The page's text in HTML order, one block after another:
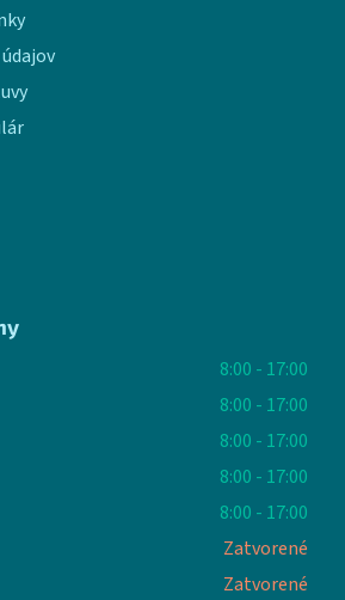
8:00 - 17:00
8:00 - 17:00
8:00 - 17:00
8:00 - 17:00
8:00 - 17:00
Zatvorené
Zatvorené